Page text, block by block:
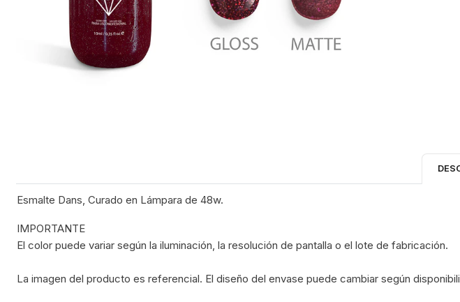
Esmalte Dans, Curado en Lámpara de 48w.
IMPORTANTE
El color puede variar según la iluminación, la resolución de pantalla o el lote de fabricación.
La imagen del producto es referencial. El diseño del envase puede cambiar según